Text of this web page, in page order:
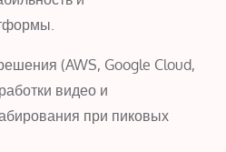
(AWS, Google Cloud,
видео и
при пиковых